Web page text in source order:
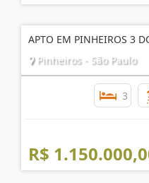
APTO EM PINHEIROS 3
Pinheiros - São Paulo
3
R$